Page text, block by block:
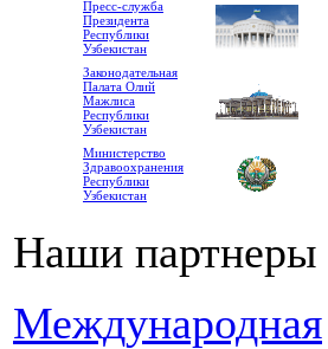
Пресс-служба
Президента
Республики
Узбекистан
Законодательная
Палата Олий
Мажлиса
Республики
Узбекистан
Министерство
Здравоохранения
Республики
Узбекистан
Наши партнеры
Международная